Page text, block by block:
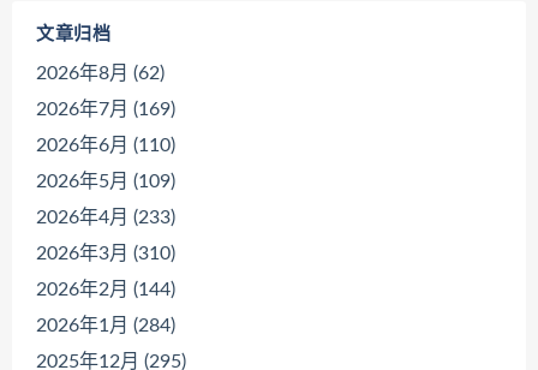
文章归档
2026年8月 (62)
2026年7月 (169)
2026年6月 (110)
2026年5月 (109)
2026年4月 (233)
2026年3月 (310)
2026年2月 (144)
2026年1月 (284)
2025年12月 (295)